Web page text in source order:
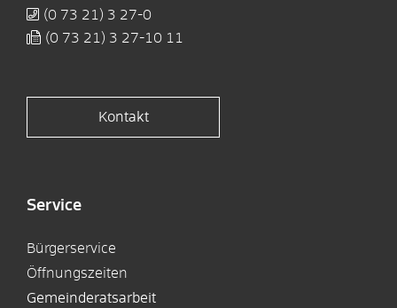
(0 73 21) 3 27-0
(0 73 21) 3 27-10 11
Kontakt
Service
Bürgerservice
Öffnungszeiten
Gemeinderatsarbeit